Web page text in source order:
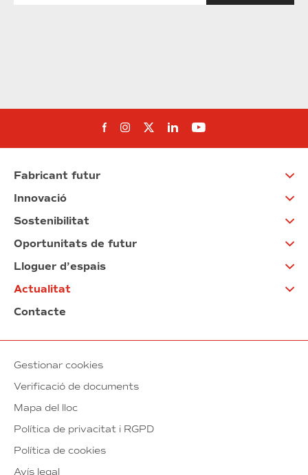
Segueix-nos al Facebook
Segueix-nos a Instagram
Segueix-nos a Twitter
Segueix-nos a
Segueix-nos a
Fabricant futur
Innovació
Sostenibilitat
Oportunitats de futur
Lloguer d’espais
Actualitat
Contacte
Gestionar cookies
Verificació de documents
Mapa del lloc
Política de privacitat i RGPD
Política de cookies
Avís legal